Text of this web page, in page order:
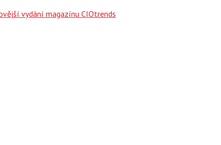
vydání magazínu CIOtrends